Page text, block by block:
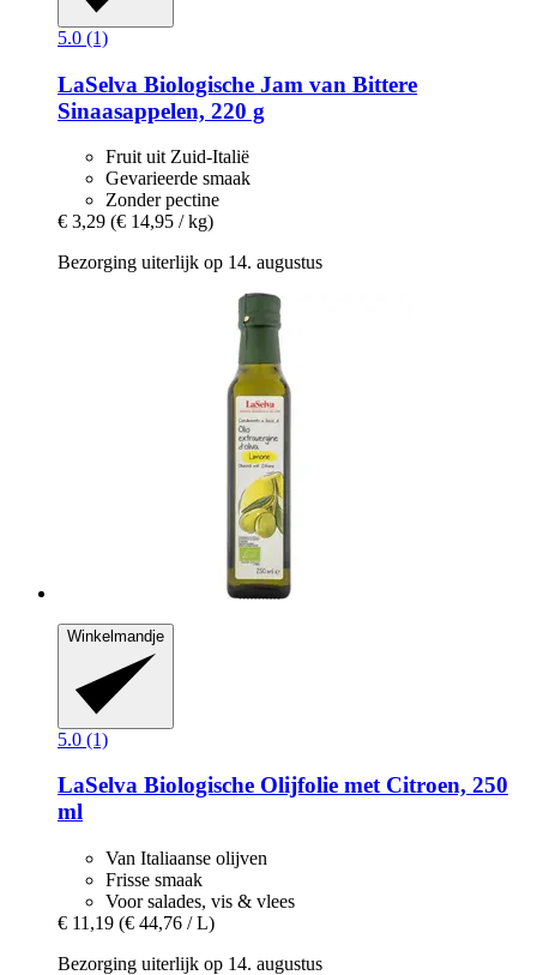
5.0 (1)
LaSelva Biologische Jam van Bittere
Sinaasappelen, 220 g
Fruit uit Zuid-Italië
Gevarieerde smaak
Zonder pectine
€ 3,29 (€ 14,95 / kg)
Bezorging uiterlijk op 14. augustus
Winkelmandje
5.0 (1)
LaSelva Biologische Olijfolie met Citroen, 250
ml
Van Italiaanse olijven
Frisse smaak
Voor salades, vis & vlees
€ 11,19 (€ 44,76 / L)
Bezorging uiterlijk op 14. augustus